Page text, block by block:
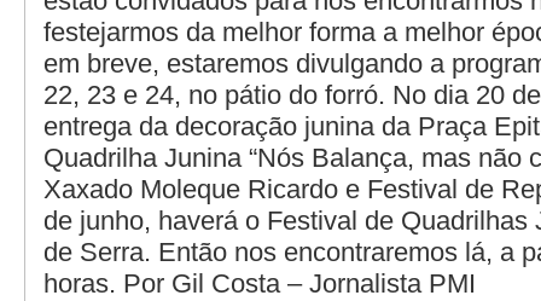
festejarmos da melhor forma a melhor
em breve, estaremos divulgando a
22, 23 e 24, no pátio do forró. No dia 20
entrega da decoração junina da Praça
Quadrilha Junina “Nós Balança, mas não
Xaxado Moleque Ricardo e Festival de
de junho, haverá o Festival de Quadrilhas
de Serra. Então nos encontraremos lá, a
horas. Por Gil Costa – Jornalista PMI